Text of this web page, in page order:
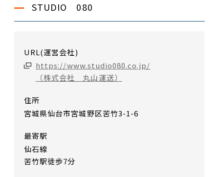
STUDIO 080
URL(運営会社)
https://www.studio080.co.jp/
（株式会社 丸山運送）
住所
宮城県仙台市宮城野区苦竹3-1-6
最寄駅
仙石線
苦竹駅徒歩7分